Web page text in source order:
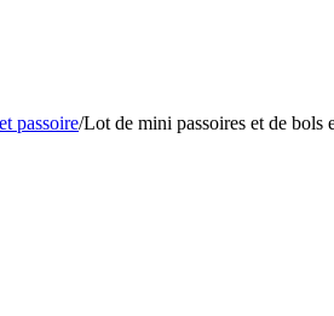
passoire/Lot de mini passoires et de bols